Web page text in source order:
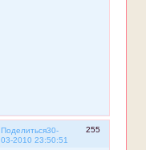
Поделиться 255
30-
03-2010 23:50:51